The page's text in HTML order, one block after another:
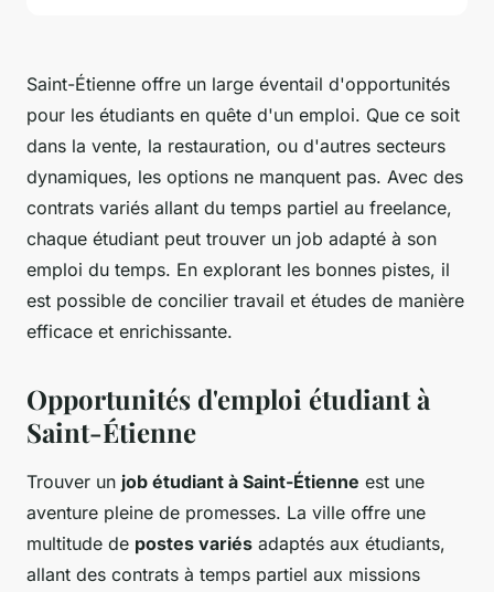
Saint-Étienne offre un large éventail d'opportunités
pour les étudiants en quête d'un emploi. Que ce soit
dans la vente, la restauration, ou d'autres secteurs
dynamiques, les options ne manquent pas. Avec des
contrats variés allant du temps partiel au freelance,
chaque étudiant peut trouver un job adapté à son
emploi du temps. En explorant les bonnes pistes, il
est possible de concilier travail et études de manière
efficace et enrichissante.
Opportunités d'emploi étudiant à
Saint-Étienne
Trouver un job étudiant à Saint-Étienne est une
aventure pleine de promesses. La ville offre une
multitude de postes variés adaptés aux étudiants,
allant des contrats à temps partiel aux missions